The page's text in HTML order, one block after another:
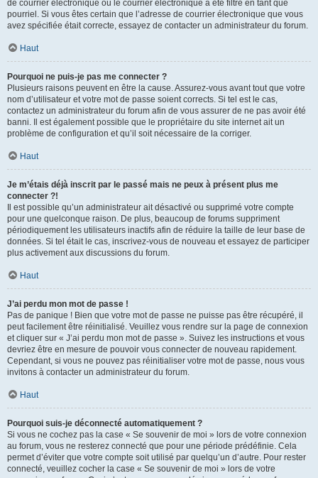
de courrier électronique ou le courrier électronique a été filtré en tant que
pourriel. Si vous êtes certain que l’adresse de courrier électronique que vous
avez spécifiée était correcte, essayez de contacter un administrateur du forum.
Haut
Pourquoi ne puis-je pas me connecter ?
Plusieurs raisons peuvent en être la cause. Assurez-vous avant tout que votre
nom d’utilisateur et votre mot de passe soient corrects. Si tel est le cas,
contactez un administrateur du forum afin de vous assurer de ne pas avoir été
banni. Il est également possible que le propriétaire du site internet ait un
problème de configuration et qu’il soit nécessaire de la corriger.
Haut
Je m’étais déjà inscrit par le passé mais ne peux à présent plus me
connecter ?!
Il est possible qu’un administrateur ait désactivé ou supprimé votre compte
pour une quelconque raison. De plus, beaucoup de forums suppriment
périodiquement les utilisateurs inactifs afin de réduire la taille de leur base de
données. Si tel était le cas, inscrivez-vous de nouveau et essayez de participer
plus activement aux discussions du forum.
Haut
J’ai perdu mon mot de passe !
Pas de panique ! Bien que votre mot de passe ne puisse pas être récupéré, il
peut facilement être réinitialisé. Veuillez vous rendre sur la page de connexion
et cliquer sur « J’ai perdu mon mot de passe ». Suivez les instructions et vous
devriez être en mesure de pouvoir vous connecter de nouveau rapidement.
Cependant, si vous ne pouvez pas réinitialiser votre mot de passe, nous vous
invitons à contacter un administrateur du forum.
Haut
Pourquoi suis-je déconnecté automatiquement ?
Si vous ne cochez pas la case « Se souvenir de moi » lors de votre connexion
au forum, vous ne resterez connecté que pour une période prédéfinie. Cela
permet d’éviter que votre compte soit utilisé par quelqu’un d’autre. Pour rester
connecté, veuillez cocher la case « Se souvenir de moi » lors de votre